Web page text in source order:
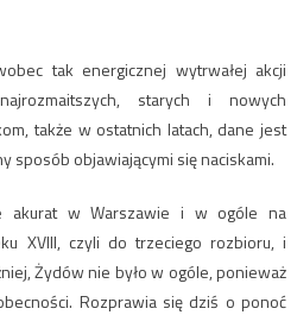
tak energicznej wytrwałej akcji
starych i nowych
także w ostatnich latach, dane jest
sposób objawiającymi się naciskami.
akurat w Warszawie i w ogóle na
XVIII, czyli do trzeciego rozbioru, i
Żydów nie było w ogóle, ponieważ
Rozprawia się dziś o ponoć